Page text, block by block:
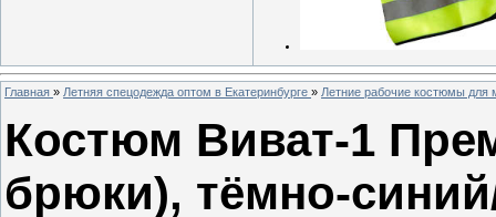
Главная » Летняя спецодежда оптом в Екатеринбурге » Летние рабочие костюмы для
Костюм Виват-1
брюки), тёмно-